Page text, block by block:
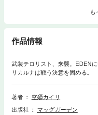
も
作品情報
武装テロリスト、来襲。EDEN
リカルナは戦う決意を固める。
著者
空廼カイリ
出版社
マッグガーデン